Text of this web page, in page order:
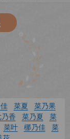
菜夏
菜乃果
香 菜乃夏
菜
菜叶 梛乃佳
菜